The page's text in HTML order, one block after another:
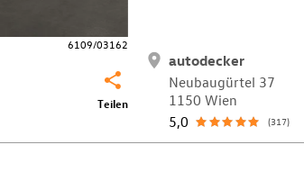
6109/03162
autodecker
Neubaugürtel 37
1150 Wien
5,0
(317)
Teilen